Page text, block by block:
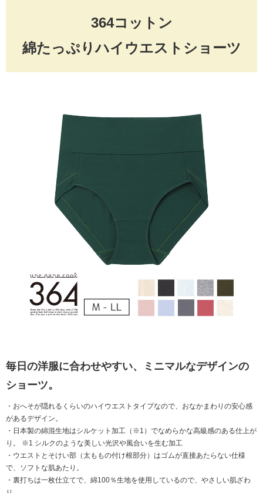
364コットン
綿たっぷりハイウエストショーツ
毎日の洋服に合わせやすい、ミニマルなデザインの
ショーツ。
・おへそが隠れるくらいのハイウエストタイプなので、おなかまわりの安心感
があるデザイン。
・日本製の綿混生地はシルケット加工（※1）でなめらかな高級感のある仕上が
り。 ※1 シルクのような美しい光沢や風合いを生む加工
・ウエストとそけい部（太ももの付け根部分）はゴムが直接あたらない仕様
で、ソフトな肌あたり。
・裏打ちは一枚仕立てで、綿100％生地を使用しているので、やさしい肌ざわ